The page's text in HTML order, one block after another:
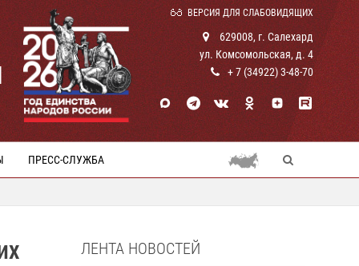
ВЕРСИЯ ДЛЯ СЛАБОВИДЯЩИХ
629008, г. Салехард
ул. Комсомольская, д. 4
+ 7 (34922) 3-48-70
ПРЕСС-СЛУЖБА
ЛЕНТА НОВОСТЕЙ